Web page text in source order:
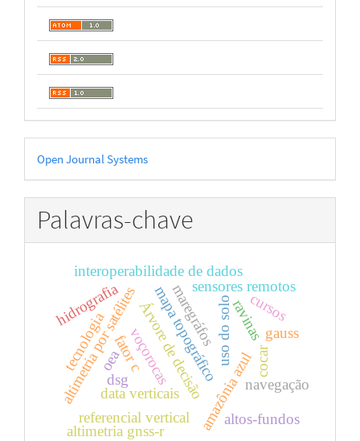
Desenvolvido
por
Open Journal Systems
Palavras-chave
data verticais amazônia azul
voçorocas
ravinas
uso do solo
Árvore de decisão
altimetria por satélites
interoperabilidade de dados
mapa topográfico
referencial vertical
altimetria gnss-r
maregráfossensores remotos
hidrografia
altos-fundos
navegação
cocar
dsg
fator c gauss
tecnologiaoea
cursos